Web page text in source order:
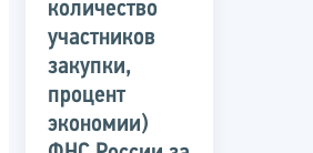
количество
участников
закупки,
процент
экономии)